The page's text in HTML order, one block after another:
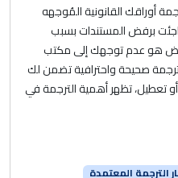
أوراقك القانونية المُوجهه
برفض المستندات بسبب
هو عدم توجهك إلى مكتب
صحيحة واحترافية تضمن لك
تظهر أهمية الترجمة في
الترجمة المعتمدة